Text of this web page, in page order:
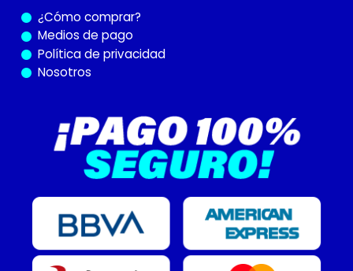
¿Cómo comprar?
Medios de pago
Política de privacidad
Nosotros